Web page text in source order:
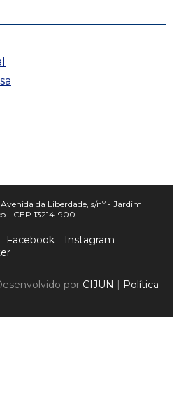
Avenida da Liberdade, s/nº - Jardim
- CEP 13214-900
Facebook
Instagram
por CIJUN | Política